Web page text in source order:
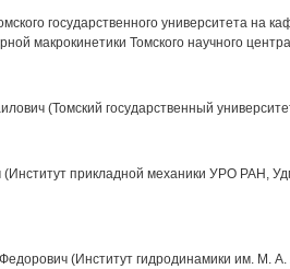
государственного университета на
макрокинетики Томского научного
(Томский государственный
прикладной механики УРО РАН,
(Институт гидродинамики им. М. А.